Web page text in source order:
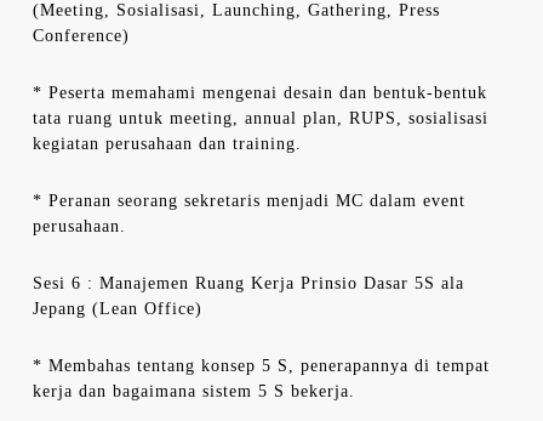
(Meeting, Sosialisasi, Launching, Gathering, Press
Conference)
* Peserta memahami mengenai desain dan bentuk-bentuk
tata ruang untuk meeting, annual plan, RUPS, sosialisasi
kegiatan perusahaan dan training.
* Peranan seorang sekretaris menjadi MC dalam event
perusahaan.
Sesi 6 : Manajemen Ruang Kerja Prinsio Dasar 5S ala
Jepang (Lean Office)
* Membahas tentang konsep 5 S, penerapannya di tempat
kerja dan bagaimana sistem 5 S bekerja.